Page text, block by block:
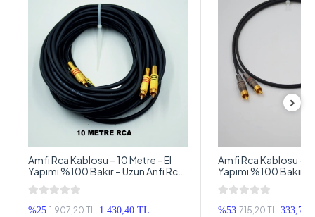
- El
Anfi Rca
Amfi Rca Kablosu – 1 Metre - El
Yapımı %100 Bakır – Anfi Rca Ses
%53 715,20 TL
Amfi
%47